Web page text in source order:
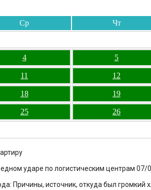
Ср Чт
4 5
11 12
18 19
25 26
ударе по логистическим центрам 07/
Причины, источник, откуда был громкий